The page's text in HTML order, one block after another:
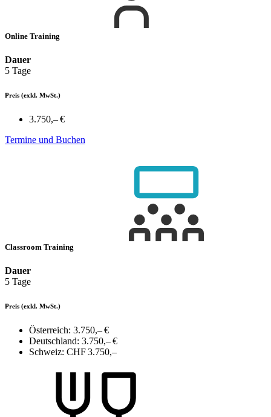
Online Training
Dauer
5 Tage
Preis (exkl. MwSt.)
3.750,– €
Termine und Buchen
Classroom Training
Dauer
5 Tage
Preis (exkl. MwSt.)
Österreich: 3.750,– €
Deutschland: 3.750,– €
Schweiz: CHF 3.750,–